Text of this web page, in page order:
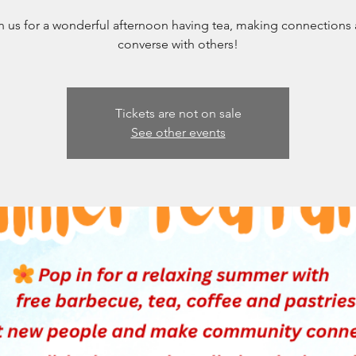
us for a wonderful afternoon having tea, making connections
converse with others!
Tickets are not on sale
See other events